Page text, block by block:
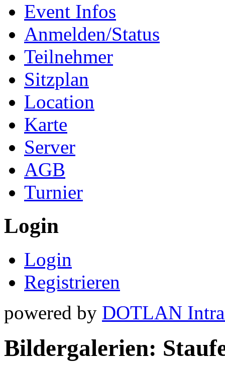
Event Infos
Anmelden/Status
Teilnehmer
Sitzplan
Location
Karte
Server
AGB
Turnier
Login
Login
Registrieren
powered by DOTLAN
Bildergalerien: